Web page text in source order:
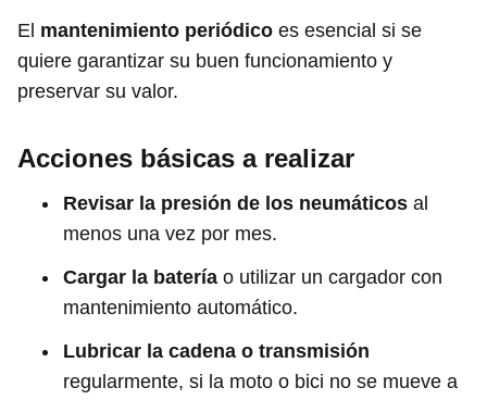
El mantenimiento periódico es esencial si se
quiere garantizar su buen funcionamiento y
preservar su valor.
Acciones básicas a realizar
Revisar la presión de los neumáticos al
menos una vez por mes.
Cargar la batería o utilizar un cargador con
mantenimiento automático.
Lubricar la cadena o transmisión
regularmente, si la moto o bici no se mueve a